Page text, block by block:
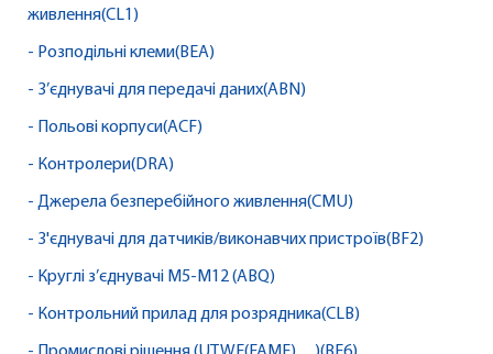
живлення(CL1)
- Розподільні клеми(BEA)
- З’єднувачі для передачі даних(ABN)
- Польові корпуси(ACF)
- Контролери(DRA)
- Джерела безперебійного живлення(CMU)
- З'єднувачі для датчиків/виконавчих пристроїв(BF2)
- Круглі з’єднувачі M5-M12 (ABQ)
- Контрольний прилад для розрядника(CLB)